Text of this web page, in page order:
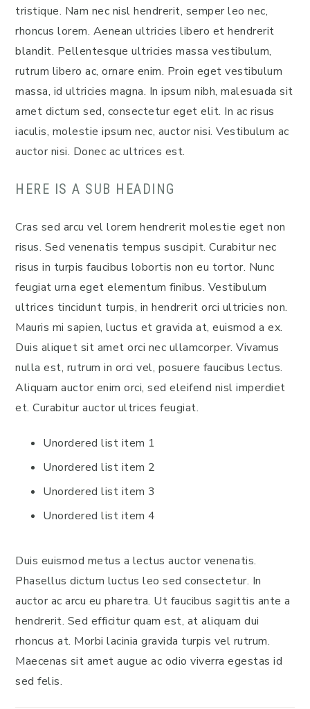
tristique. Nam nec nisl hendrerit, semper leo nec,
rhoncus lorem. Aenean ultricies libero et hendrerit
blandit. Pellentesque ultricies massa vestibulum,
rutrum libero ac, ornare enim. Proin eget vestibulum
massa, id ultricies magna. In ipsum nibh, malesuada sit
amet dictum sed, consectetur eget elit. In ac risus
iaculis, molestie ipsum nec, auctor nisi. Vestibulum ac
auctor nisi. Donec ac ultrices est.
HERE IS A SUB HEADING
Cras sed arcu vel lorem hendrerit molestie eget non
risus. Sed venenatis tempus suscipit. Curabitur nec
risus in turpis faucibus lobortis non eu tortor. Nunc
feugiat urna eget elementum finibus. Vestibulum
ultrices tincidunt turpis, in hendrerit orci ultricies non.
Mauris mi sapien, luctus et gravida at, euismod a ex.
Duis aliquet sit amet orci nec ullamcorper. Vivamus
nulla est, rutrum in orci vel, posuere faucibus lectus.
Aliquam auctor enim orci, sed eleifend nisl imperdiet
et. Curabitur auctor ultrices feugiat.
Unordered list item 1
Unordered list item 2
Unordered list item 3
Unordered list item 4
Duis euismod metus a lectus auctor venenatis.
Phasellus dictum luctus leo sed consectetur. In
auctor ac arcu eu pharetra. Ut faucibus sagittis ante a
hendrerit. Sed efficitur quam est, at aliquam dui
rhoncus at. Morbi lacinia gravida turpis vel rutrum.
Maecenas sit amet augue ac odio viverra egestas id
sed felis.